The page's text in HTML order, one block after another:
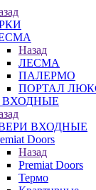
Назад
ЛЕСМА
ПАЛЕРМО
ПОРТАЛ
ВХОДНЫЕ
ВХОДНЫЕ
Doors
Назад
Premiat Doors
Термо